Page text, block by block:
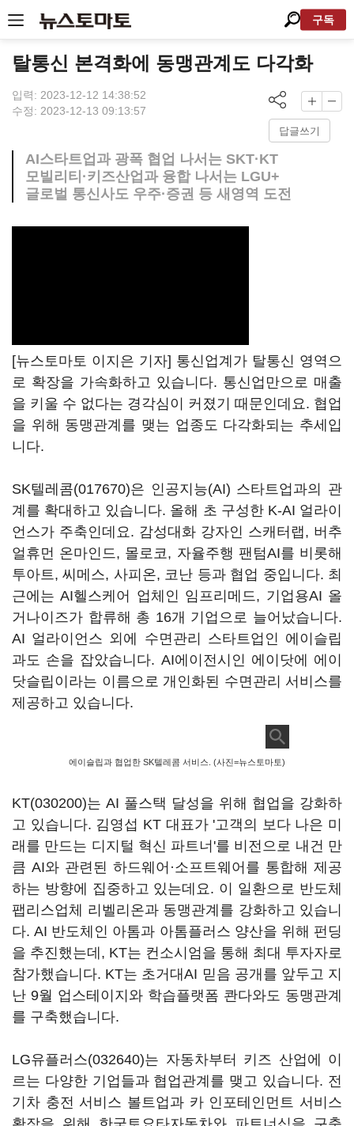
구독
탈통신 본격화에 동맹관계도 다각화
입력: 2023-12-12 14:38:52
수정: 2023-12-13 09:13:57
답글쓰기
AI스타트업과 광폭 협업 나서는 SKT·KT
모빌리티·키즈산업과 융합 나서는 LGU+
글로벌 통신사도 우주·증권 등 새영역 도전
[뉴스토마토 이지은 기자] 통신업계가 탈통신 영역으
로 확장을 가속화하고 있습니다. 통신업만으로 매출
을 키울 수 없다는 경각심이 커졌기 때문인데요. 협업
을 위해 동맹관계를 맺는 업종도 다각화되는 추세입
니다.
SK텔레콤(017670)은 인공지능(AI) 스타트업과의 관
계를 확대하고 있습니다. 올해 초 구성한 K-AI 얼라이
언스가 주축인데요. 감성대화 강자인 스캐터랩, 버추
얼휴먼 온마인드, 몰로코, 자율주행 팬텀AI를 비롯해
투아트, 씨메스, 사피온, 코난 등과 협업 중입니다. 최
근에는 AI헬스케어 업체인 임프리메드, 기업용AI 올
거나이즈가 합류해 총 16개 기업으로 늘어났습니다.
AI 얼라이언스 외에 수면관리 스타트업인 에이슬립
과도 손을 잡았습니다. AI에이전시인 에이닷에 에이
닷슬립이라는 이름으로 개인화된 수면관리 서비스를
제공하고 있습니다.
에이슬립과 협업한 SK텔레콤 서비스. (사진=뉴스토마토)
KT(030200)는 AI 풀스택 달성을 위해 협업을 강화하
고 있습니다. 김영섭 KT 대표가 '고객의 보다 나은 미
래를 만드는 디지털 혁신 파트너'를 비전으로 내건 만
큼 AI와 관련된 하드웨어·소프트웨어를 통합해 제공
하는 방향에 집중하고 있는데요. 이 일환으로 반도체
팹리스업체 리벨리온과 동맹관계를 강화하고 있습니
다. AI 반도체인 아톰과 아톰플러스 양산을 위해 펀딩
을 추진했는데, KT는 컨소시엄을 통해 최대 투자자로
참가했습니다. KT는 초거대AI 믿음 공개를 앞두고 지
난 9월 업스테이지와 학습플랫폼 콴다와도 동맹관계
를 구축했습니다.
LG유플러스(032640)는 자동차부터 키즈 산업에 이
르는 다양한 기업들과 협업관계를 맺고 있습니다. 전
기차 충전 서비스 볼트업과 카 인포테인먼트 서비스